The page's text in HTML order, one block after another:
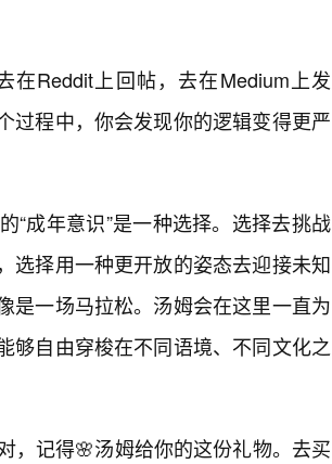
Reddit上回帖，去在Medium上发
过程中，你会发现你的逻辑变得更严
“成年意识”是一种选择。选择去挑战
选择用一种更开放的姿态去迎接未知
是一场马拉松。汤姆会在这里一直为
够自由穿梭在不同语境、不同文化之
，记得🌸汤姆给你的这份礼物。去买